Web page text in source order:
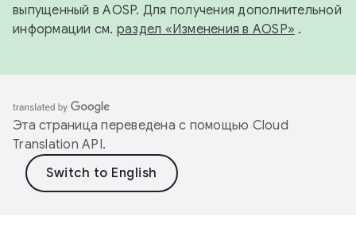
выпущенный в AOSP. Для получения дополнительной
информации см. раздел «Изменения в AOSP» .
Эта страница переведена с помощью Cloud
Translation API.